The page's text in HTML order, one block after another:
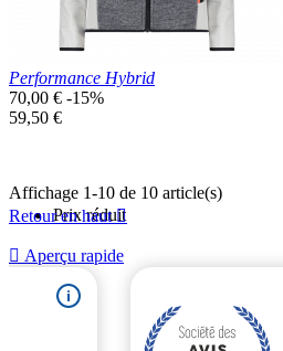
Performance Hybrid
Prix
de
70,00 € -15%
Prix
59,50 €
Prix réduit
 Aperçu rapide
Affichage 1-10 de 10 article(s)
Retour en haut